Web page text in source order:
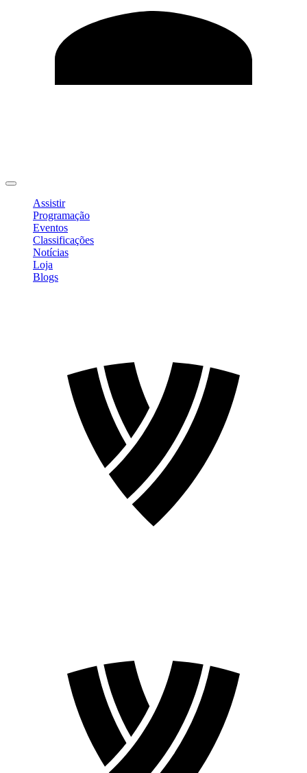
Assistir
Programação
Eventos
Classificações
Notícias
Loja
Blogs